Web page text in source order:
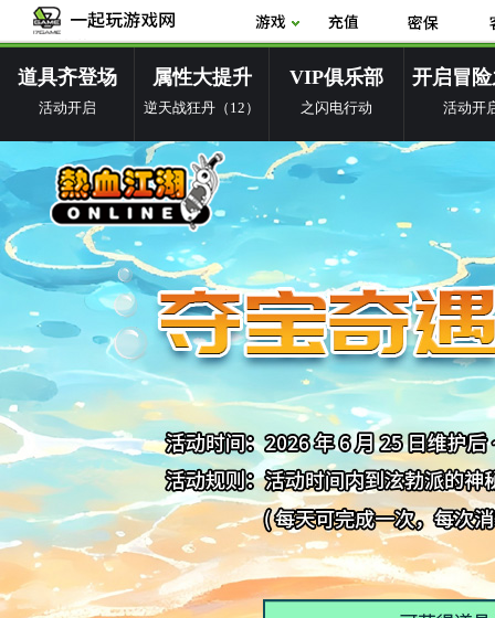
道具齐登场
活动开启
属性大提升
逆天战狂丹（12）
VIP俱乐部
之闪电行动
开启冒
活动开